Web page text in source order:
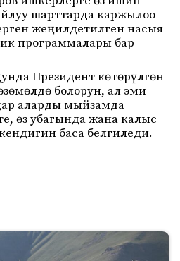
шарттарда каржылоо
жеңилдетилген насыя
программалары бар
Президент көтөрүлгөн
болорун, ал эми
аларды мыйзамда
өз убагында жана калыс
баса белгиледи.